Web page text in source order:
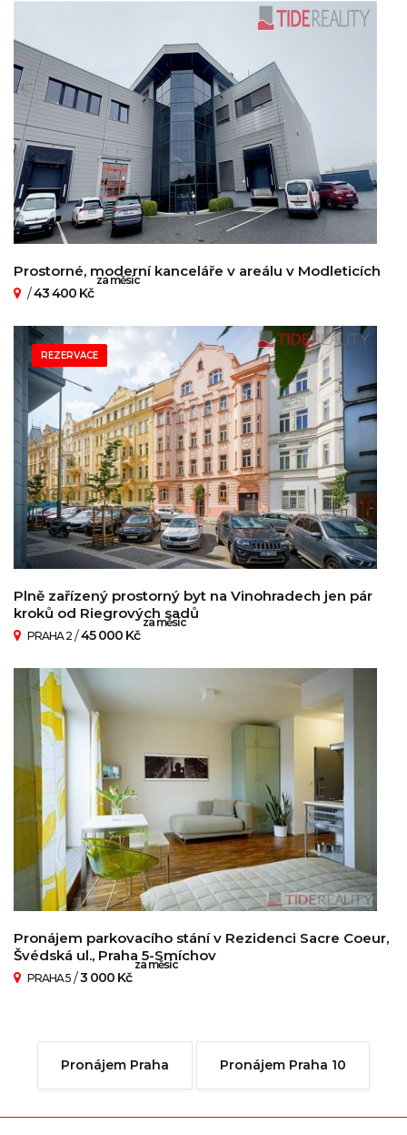
Prostorné, moderní kanceláře v areálu v Modleticích
/43 400 Kč
za měsíc
REZERVACE
Plně zařízený prostorný byt na Vinohradech jen pár
kroků od Riegrových sadů
PRAHA 2 /45 000 Kč
za měsíc
Pronájem parkovacího stání v Rezidenci Sacre Coeur,
Švédská ul., Praha 5-Smíchov
PRAHA 5 /3 000 Kč
za měsíc
Pronájem Praha Pronájem Praha 10